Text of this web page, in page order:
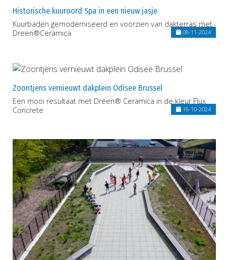
Historische kuuroord Spa in een nieuw jasje
Kuurbaden gemoderniseerd en voorzien van dakterras met
Dreen®Ceramica
08-11-2024
Zoontjens vernieuwt dakplein Odisee Brussel
Een mooi resultaat met Dreen® Ceramica in de kleur Flux
Concrete
16-10-2024